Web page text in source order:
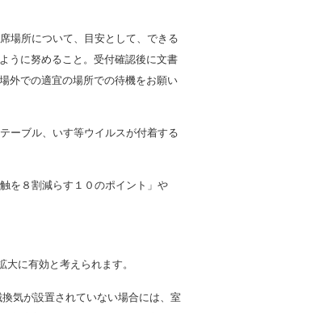
所について、目安として、できる
うに努めること。受付確認後に文書
外での適宜の場所での待機をお願い
ブル、いす等ウイルスが付着する
８割減らす１０のポイント」や
に有効と考えられます。
が設置されていない場合には、室